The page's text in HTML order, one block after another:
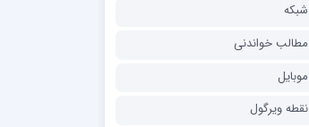
شبکه
مطالب خواندنی
موبایل
نقطه ویرگول